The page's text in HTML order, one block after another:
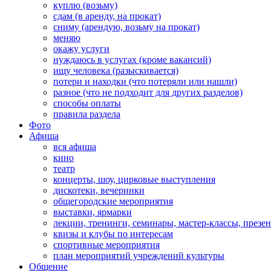
куплю (возьму)
сдам (в аренду, на прокат)
сниму (арендую, возьму на прокат)
меняю
окажу услуги
нуждаюсь в услугах (кроме вакансий)
ищу человека (разыскивается)
потери и находки (что потеряли или нашли)
разное (что не подходит для других разделов)
способы оплаты
правила раздела
Фото
Афиша
вся афиша
кино
театр
концерты, шоу, цирковые выступления
дискотеки, вечеринки
общегородские мероприятия
выставки, ярмарки
лекции, тренинги, семинары, мастер-классы,
квизы и клубы по интересам
спортивные мероприятия
план мероприятий учреждений культуры
Общение